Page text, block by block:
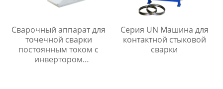
Сварочный аппарат для
точечной сварки
постоянным током с
инвертором
Серия UN Машина для
контактной стыковой
сварки